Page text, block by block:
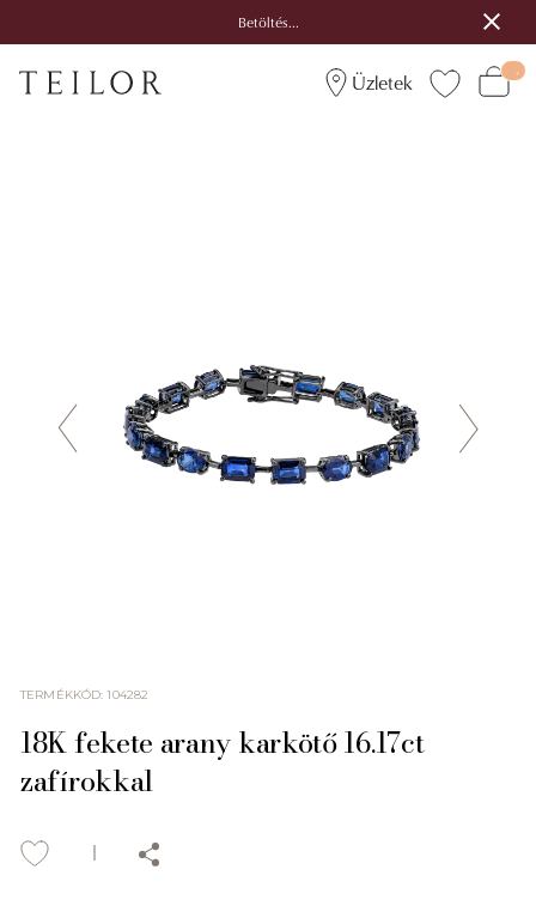
Betöltés...
Üzletek
TERMÉKKÓD:104282
18K fekete arany karkötő 16.17ct
zafírokkal